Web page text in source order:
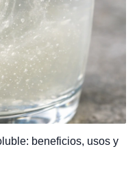
beneficios, usos y